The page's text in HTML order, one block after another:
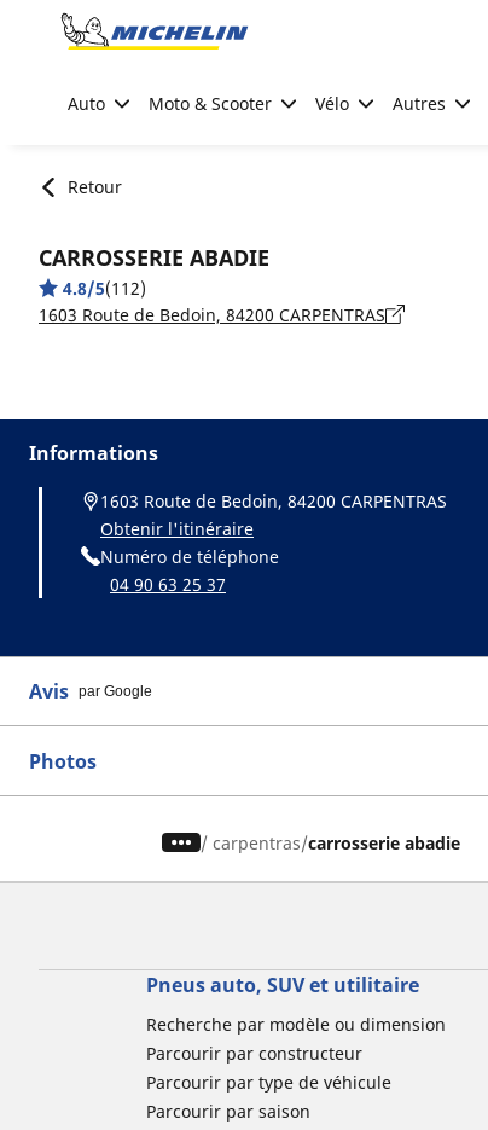
Go to page content
Auto Moto & Scooter Vélo Autres
Retour
CARROSSERIE ABADIE
4.8/5(112)
1603 Route de Bedoin, 84200 CARPENTRAS
Informations
1603 Route de Bedoin, 84200 CARPENTRAS
Obtenir l'itinéraire
Numéro de téléphone
04 90 63 25 37
Avis par Google
Photos
/ carpentras carrosserie abadie
Pneus auto, SUV et utilitaire
Recherche par modèle ou dimension
Parcourir par constructeur
Parcourir par type de véhicule
Parcourir par saison